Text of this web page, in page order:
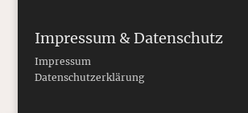
Impressum & Datenschutz
Impressum
Datenschutzerklärung